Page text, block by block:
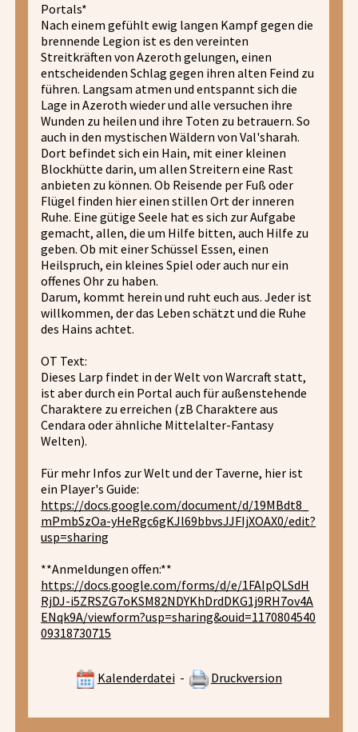
Portals*
Nach einem gefühlt ewig langen Kampf gegen die
brennende Legion ist es den vereinten
Streitkräften von Azeroth gelungen, einen
entscheidenden Schlag gegen ihren alten Feind zu
führen. Langsam atmen und entspannt sich die
Lage in Azeroth wieder und alle versuchen ihre
Wunden zu heilen und ihre Toten zu betrauern. So
auch in den mystischen Wäldern von Val'sharah.
Dort befindet sich ein Hain, mit einer kleinen
Blockhütte darin, um allen Streitern eine Rast
anbieten zu können. Ob Reisende per Fuß oder
Flügel finden hier einen stillen Ort der inneren
Ruhe. Eine gütige Seele hat es sich zur Aufgabe
gemacht, allen, die um Hilfe bitten, auch Hilfe zu
geben. Ob mit einer Schüssel Essen, einen
Heilspruch, ein kleines Spiel oder auch nur ein
offenes Ohr zu haben.
Darum, kommt herein und ruht euch aus. Jeder ist
willkommen, der das Leben schätzt und die Ruhe
des Hains achtet.
OT Text:
Dieses Larp findet in der Welt von Warcraft statt,
ist aber durch ein Portal auch für außenstehende
Charaktere zu erreichen (zB Charaktere aus
Cendara oder ähnliche Mittelalter-Fantasy
Welten).
Für mehr Infos zur Welt und der Taverne, hier ist
ein Player's Guide:
https://docs.google.com/document/d/19MBdt8_
mPmbSzOa-yHeRgc6gKJl69bbvsJJFIjXOAX0/edit?
usp=sharing
**Anmeldungen offen:**
https://docs.google.com/forms/d/e/1FAIpQLSdH
RjDJ-i5ZRSZG7oKSM82NDYKhDrdDKG1j9RH7ov4A
ENqk9A/viewform?usp=sharing&ouid=1170804540
09318730715
Kalenderdatei- Druckversion